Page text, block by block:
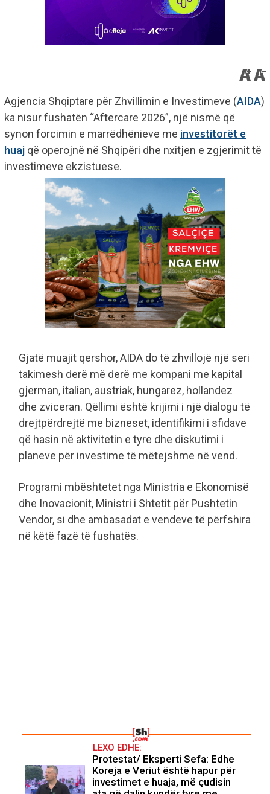
Agjencia Shqiptare për Zhvillimin e Investimeve (AIDA)
ka nisur fushatën “Aftercare 2026”, një nismë që
synon forcimin e marrëdhënieve me investitorët e
huaj që operojnë në Shqipëri dhe nxitjen e zgjerimit të
investimeve ekzistuese.
Gjatë muajit qershor, AIDA do të zhvillojë një seri
takimesh derë më derë me kompani me kapital
gjerman, italian, austriak, hungarez, hollandez
dhe zviceran. Qëllimi është krijimi i një dialogu të
drejtpërdrejtë me bizneset, identifikimi i sfidave
që hasin në aktivitetin e tyre dhe diskutimi i
planeve për investime të mëtejshme në vend.
Programi mbështetet nga Ministria e Ekonomisë
dhe Inovacionit, Ministri i Shtetit për Pushtetin
Vendor, si dhe ambasadat e vendeve të përfshira
në këtë fazë të fushatës.
LEXO EDHE:
Protestat/ Eksperti Sefa: Edhe
Koreja e Veriut është hapur për
investimet e huaja, më çudisin